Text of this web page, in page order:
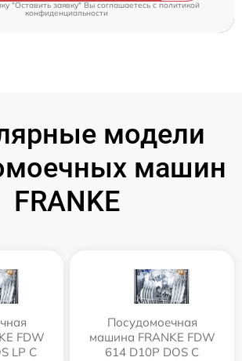
"Оставить заявку" Вы соглашаетесь c политикой
конфиденциальности
модели
машин
FRANKE
FDW
LP C
Посудомоечная
машина FRANKE FDW
614 D10P DOS C